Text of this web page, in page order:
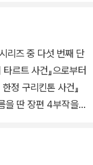
르트 사건』으로부터
정 구리킨톤 사건』
을 딴 장편 4부작을 2
팬들의 기대감을